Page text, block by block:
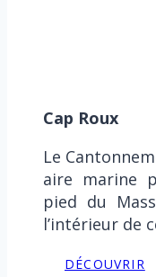
Cap Roux
Le
aire marine
pied du
l’intérieur de
DÉCOUVRIR